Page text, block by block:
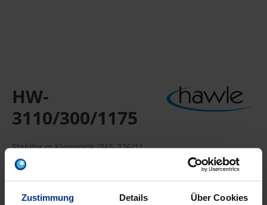
Zustimmung Details Über Cookies
HW-
3110/300/1175
Stahlbg.m.Klemmstk./365-376/11
Inklusive Haltestücken, Beilagscheiben, Muttern